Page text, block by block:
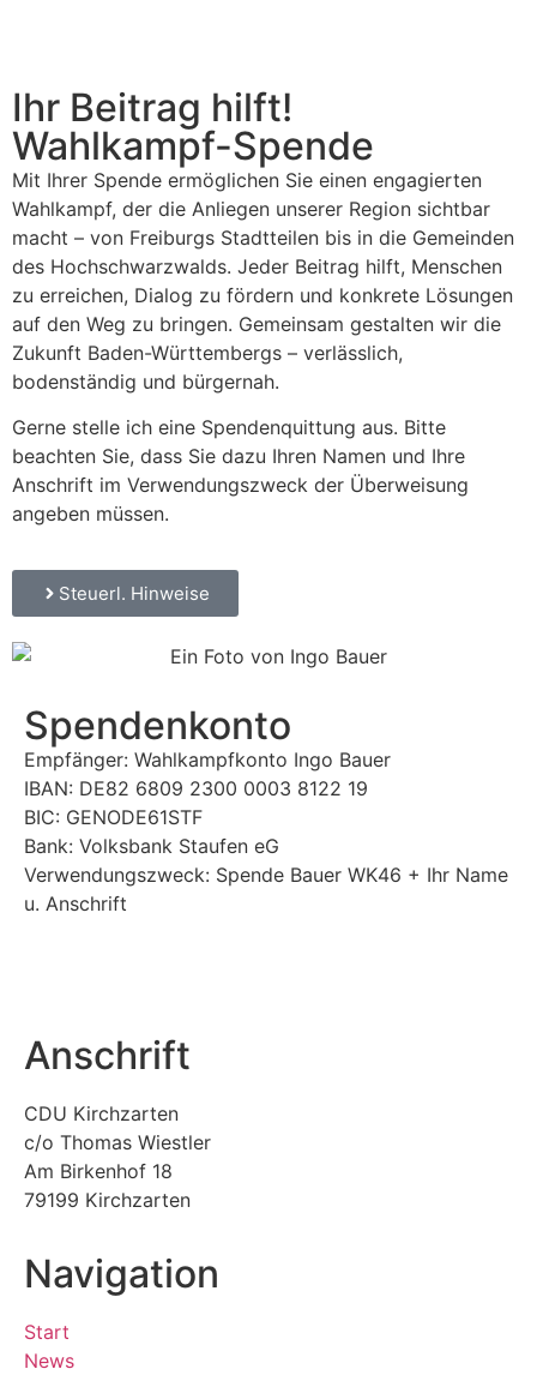
Ihr Beitrag hilft!
Wahlkampf-Spende
Mit Ihrer Spende ermöglichen Sie einen engagierten
Wahlkampf, der die Anliegen unserer Region sichtbar
macht – von Freiburgs Stadtteilen bis in die Gemeinden
des Hochschwarzwalds. Jeder Beitrag hilft, Menschen
zu erreichen, Dialog zu fördern und konkrete Lösungen
auf den Weg zu bringen. Gemeinsam gestalten wir die
Zukunft Baden-Württembergs – verlässlich,
bodenständig und bürgernah.
Gerne stelle ich eine Spendenquittung aus. Bitte
beachten Sie, dass Sie dazu Ihren Namen und Ihre
Anschrift im Verwendungszweck der Überweisung
angeben müssen.
Steuerl. Hinweise
Spendenkonto
Empfänger: Wahlkampfkonto Ingo Bauer
IBAN: DE82 6809 2300 0003 8122 19
BIC: GENODE61STF
Bank: Volksbank Staufen eG
Verwendungszweck: Spende Bauer WK46 + Ihr Name
u. Anschrift
Anschrift
CDU Kirchzarten
c/o Thomas Wiestler
Am Birkenhof 18
79199 Kirchzarten
Navigation
Start
News